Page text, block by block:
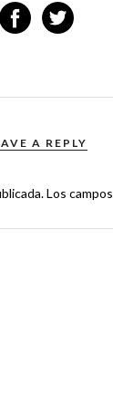
A REPLY
Los